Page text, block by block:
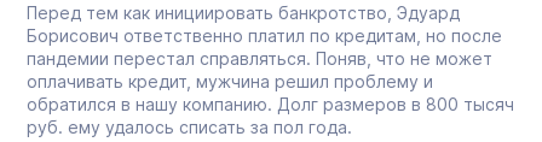
Перед тем как инициировать банкротство, Эдуард
Борисович ответственно платил по кредитам, но после
пандемии перестал справляться. Поняв, что не может
оплачивать кредит, мужчина решил проблему и
обратился в нашу компанию. Долг размеров в 800 тысяч
руб. ему удалось списать за пол года.